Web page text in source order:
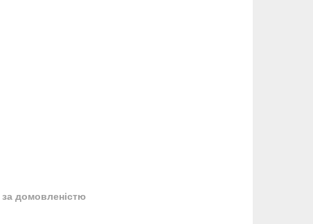
за домовленістю